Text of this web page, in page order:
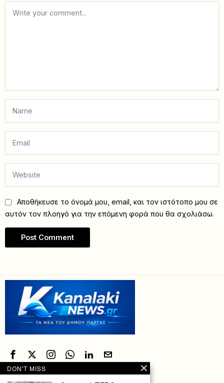
Αποθήκευσε το όνομά μου, email, και τον ιστότοπο μου σε
αυτόν τον πλοηγό για την επόμενη φορά που θα σχολιάσω.
DON'T MISS